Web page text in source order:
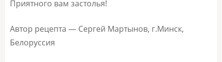
Приятного вам застолья!
Автор рецепта — Сергей Мартынов, г.Минск,
Белоруссия